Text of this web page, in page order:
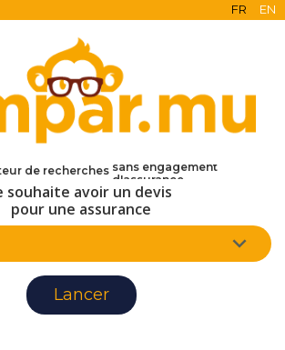
FR EN
de recherches
en ligne
d'assurance
souhaite avoir un devis
pour une assurance
Lancer